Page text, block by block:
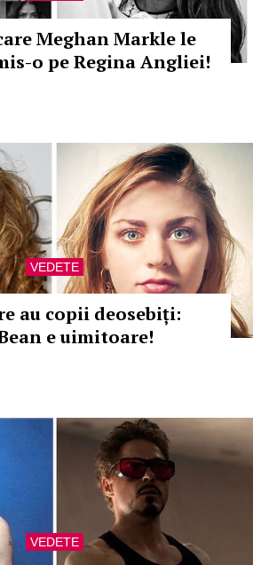
Meghan Markle le
o pe Regina Angliei!
VEDETE
au copii deosebiți:
e uimitoare!
VEDETE